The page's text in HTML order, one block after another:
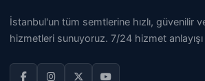
İstanbul'un tüm semtlerine hızlı, güvenilir
hizmetleri sunuyoruz. 7/24 hizmet anlayışı